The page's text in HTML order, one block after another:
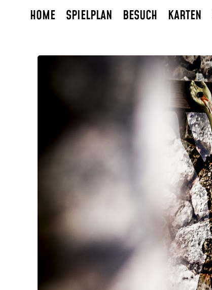
HOME SPIELPLAN BESUCH KARTEN